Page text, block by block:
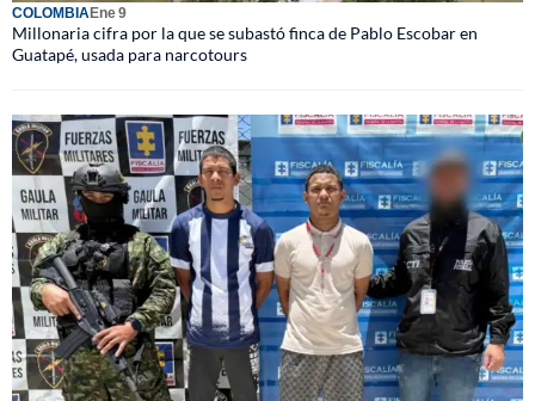
COLOMBIAEne 9
Millonaria cifra por la que se subastó finca de Pablo Escobar en
Guatapé, usada para narcotours